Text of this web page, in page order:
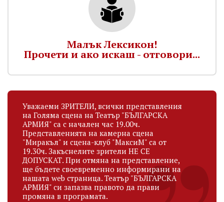
Малък Лексикон!
Прочети и ако искаш - отговори...
Уважаеми ЗРИТЕЛИ, всички представления
на Голяма сцена на Театър "БЪЛГАРСКА
АРМИЯ" са с начален час 19.00ч.
Представленията на камерна сцена
"Миракъл" и сцена-клуб "МаксиМ" са от
19.30ч. Закъснелите зрители НЕ СЕ
ДОПУСКАТ. При отмяна на представление,
ще бъдете своевременно информирани на
нашата web страница. Театър "БЪЛГАРСКА
АРМИЯ" си запазва правото да прави
промяна в програмата.